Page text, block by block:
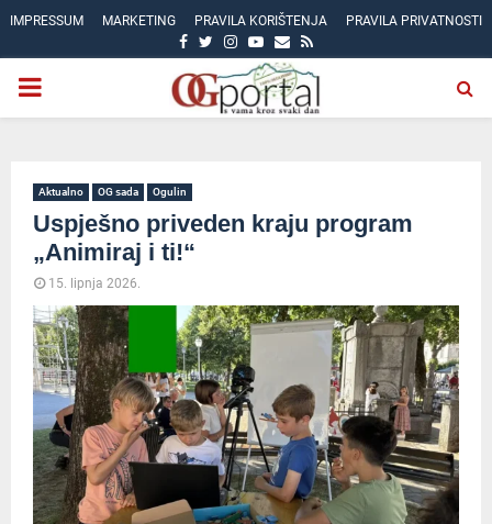
IMPRESSUM MARKETING PRAVILA KORIŠTENJA PRAVILA PRIVATNOSTI
FACEBOOK
TWITTER
INSTAGRAM
YOUTUBE
EMAIL
RSS
PRIMARY
Aktualno OG sada Ogulin
Uspješno priveden kraju program
„Animiraj i ti!“
15. lipnja 2026.